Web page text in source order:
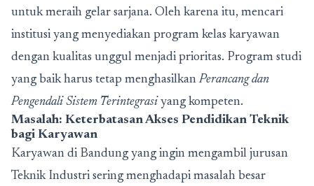
untuk meraih gelar sarjana. Oleh karena itu, mencari
institusi yang menyediakan program kelas karyawan
dengan kualitas unggul menjadi prioritas. Program studi
yang baik harus tetap menghasilkan Perancang dan
Pengendali Sistem Terintegrasi yang kompeten.
Masalah: Keterbatasan Akses Pendidikan Teknik
bagi Karyawan
Karyawan di Bandung yang ingin mengambil jurusan
Teknik Industri sering menghadapi masalah besar